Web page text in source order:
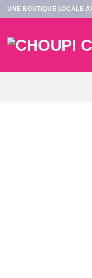
Passer
au
UNE BOUTIQUE LOCALE